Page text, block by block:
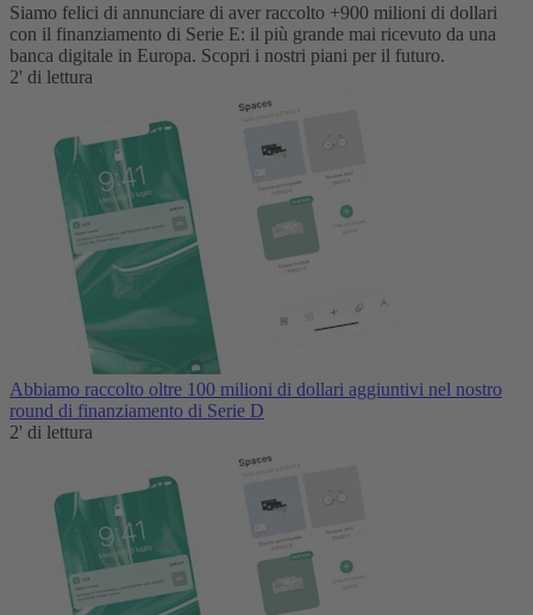
Siamo felici di annunciare di aver raccolto +900 milioni di dollari
con il finanziamento di Serie E: il più grande mai ricevuto da una
banca digitale in Europa. Scopri i nostri piani per il futuro.
2' di lettura
Abbiamo raccolto oltre 100 milioni di dollari aggiuntivi nel nostro
round di finanziamento di Serie D
2' di lettura